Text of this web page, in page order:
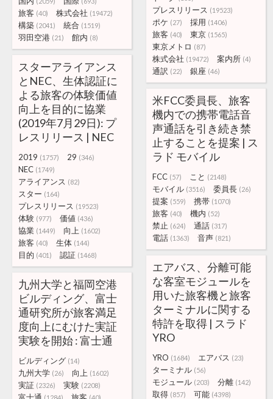
旅客 (40) 株式会社 (19472)
構築 (2041) 統合 (1519)
羽田空港 (21) 館内 (8)
プレスリリース (19523)
ポケ (27) 採用 (1406)
旅客 (40) 東京 (1565)
東京メトロ (87)
株式会社 (19472) 案内所 (4)
通訳 (22) 銀座 (46)
スターアライアンス
とNEC、生体認証に
よる旅客の体験価値
向上を目的に協業
(2019年7月29日): プ
レスリリース | NEC
2019 (1757) 29 (346)
NEC (1749)
アライアンス (82)
スター (164)
プレスリリース (19523)
体験 (977) 価値 (436)
協業 (1449) 向上 (1602)
旅客 (40) 生体 (144)
目的 (401) 認証 (1468)
米FCC委員長、旅客
機内での携帯電話音
声通話を引き続き禁
止することを提案 | ス
ラド モバイル
FCC (57) こと (2148)
モバイル (3516) 委員長 (26)
提案 (559) 携帯 (1070)
旅客 (40) 機内 (52)
禁止 (624) 通話 (317)
電話 (1363) 音声 (821)
エアバス、分離可能
な客室モジュールを
用いた旅客機と旅客
ターミナルに関する
特許を取得 | スラド
YRO
YRO (1684) エアバス (23)
ターミナル (56)
モジュール (203) 分離 (142)
取得 (857) 可能 (4398)
九州大学と福岡空港
ビルディング、富士
通研究所が旅客満足
度向上にむけた実証
実験を開始 : 富士通
ビルディング (14)
九州大学 (26) 向上 (1602)
実証 (2326) 実験 (2208)